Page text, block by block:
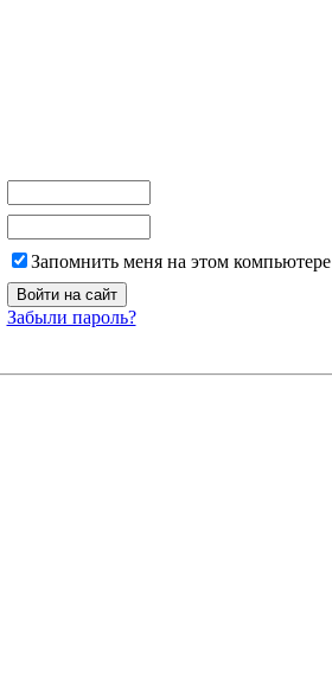
Запомнить меня на этом компьютере
Забыли пароль?